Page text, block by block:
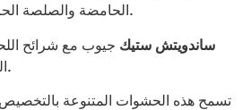
الحامضة والصلصة الحارة وجبنة الشيدر.
ساندويتش ستيك جيوب مع شرائح
الثوم والبروفولون.
تسمح هذه الحشوات المتنوعة بالتخصيص